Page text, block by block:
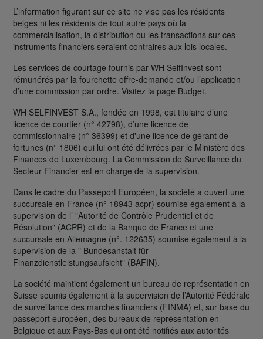
L’information figurant sur ce site ne vise pas les résidents
belges ni les résidents de tout autre pays où la
commercialisation, la distribution ou les transactions sur ces
instruments financiers seraient contraires aux lois locales.
Les services de courtage fournis par WH SelfInvest sont
rémunérés par la fourchette offre-demande et/ou l’application
d’une commission par ordre. Visitez la page Budget.
WH SELFINVEST S.A., fondée en 1998, est titulaire d’une
licence de courtier (n° 42798), d’une licence de
commissionnaire (n° 36399) et d'une licence de gérant de
fortunes (n° 1806) qui lui ont été délivrées par le Ministère des
Finances de Luxembourg. La Commission de Surveillance du
Secteur Financier est en charge de la supervision.
Dans le cadre du Passeport Européen, la société a ouvert une
succursale en France (n° 18943 acpr) soumise également à la
supervision de l’ "Autorité de Contrôle Prudentiel et de
Résolution" (ACPR) et de la Banque de France et une
succursale en Allemagne (n°. 122635) soumise également à la
supervision de la " Bundesanstalt für
Finanzdienstleistungsaufsicht" (BAFIN).
La société maintient également un bureau de représentation en
Suisse soumis également à la supervision de l’Autorité Fédérale
de surveillance des marchés financiers (FINMA) et, sur base du
passeport européen, des bureaux de représentation en
Belgique et aux Pays-Bas qui ont été notifiés aux autorités